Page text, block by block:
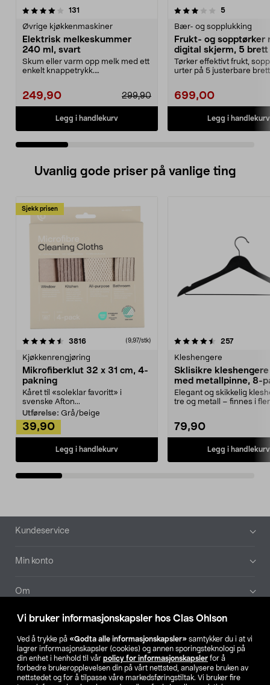
Vi bruker informasjonskapsler hos Clas Ohlson
Ved å trykke på «Godta alle informasjonskapsler» samtykker du i at vi
lagrer informasjonskapsler (cookies) og annen sporingsteknologi på
din enhet i henhold til vår policy for informasjonskapsler for å
forbedre brukeropplevelsen din på vårt nettsted, analysere bruken av
nettstedet og for å tilpasse våre markedsføringstiltak. Vi bruker fire
131
Øvrige kjøkkenmaskiner
Elektrisk melkeskummer
240 ml, svart
Skum eller varm opp melk med ett
enkelt knappetrykk.
249,90 299,90
Legg i handlekurv
3.0 av 5 stjerner 5anmeldelser
Bær- og sopplukking
Frukt- og sopptørker
digital skjerm, 5 brett
Tørker effektivt frukt,
urter på 5 justerbare
699,00
Legg i handlekurv
4.5 av 5 stjerner
Uvanlig gode priser på vanlige ting
Sjekk prisen
3816anmeldelser(9,97/stk)
Kjøkkenrengjøring
Mikrofiberklut 32 x 31 cm, 4-
pakning
Kåret til «soleklar favoritt» i
svenske Afton...
Utførelse: Grå/beige
39,90
Legg i handlekurv
4.5av 5 stjerner 257
Kleshengere
Sklisikre
med metallpinne, 8-
Elegant og skikkelig
tre og metall – finnes i
79,90
Legg i handlekurv
4.5av 5 stjerner
Bunntekst
Kundeservice
Min konto
Om
Aktuelt
Våre selskaper
Finn din butikk